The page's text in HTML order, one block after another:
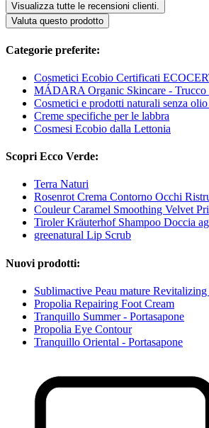
Visualizza tutte le recensioni clienti.
Valuta questo prodotto
Categorie preferite:
Cosmetici Ecobio Certificati
MÁDARA Organic Skincare - Trucco
Cosmetici e prodotti naturali senza
Creme specifiche per le labbra
Cosmesi Ecobio dalla Lettonia
Scopri Ecco Verde:
Terra Naturi
Rosenrot Crema Contorno Occhi
Couleur Caramel Smoothing Velvet
Tiroler Kräuterhof Shampoo Doccia
greenatural Lip Scrub
Nuovi prodotti:
Sublimactive Peau mature
Propolia Repairing Foot Cream
Tranquillo Summer - Portasapone
Propolia Eye Contour
Tranquillo Oriental - Portasapone